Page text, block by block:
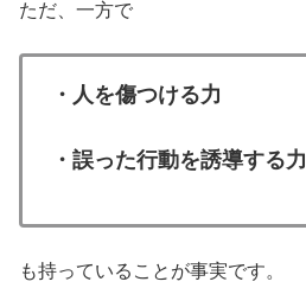
ただ、一方で
・人を傷つける力
・誤った行動を誘導する力
も持っていることが事実です。